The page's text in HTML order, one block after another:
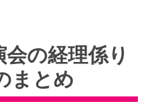
の経理係り
まとめ